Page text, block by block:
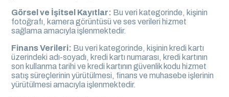
Görsel ve İşitsel Kayıtlar: Bu veri kategorinde, kişinin
fotoğrafı, kamera görüntüsü ve ses verileri hizmet
sağlama amacıyla işlenmektedir.
Finans Verileri: Bu veri kategorinde, kişinin kredi kartı
üzerindeki adı-soyadı, kredi kartı numarası, kredi kartının
son kullanma tarihi ve kredi kartının güvenlik kodu hizmet
satış süreçlerinin yürütülmesi, finans ve muhasebe işlerinin
yürütülmesi amacıyla işlenmektedir.